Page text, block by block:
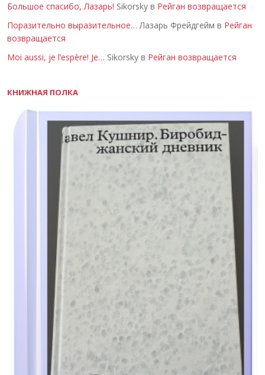
Большое спасибо, Лазарь! Sikorsky в Рейган возвращается
Поразительно выразительное… Лазарь Фрейдгейм в Рейган
возвращается
Moi aussi, je l’espère! Je… Sikorsky в Рейган возвращается
КНИЖНАЯ ПОЛКА